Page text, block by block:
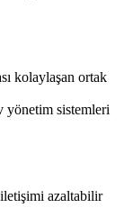
kolaylaşan ortak
yönetim sistemleri
azaltabilir